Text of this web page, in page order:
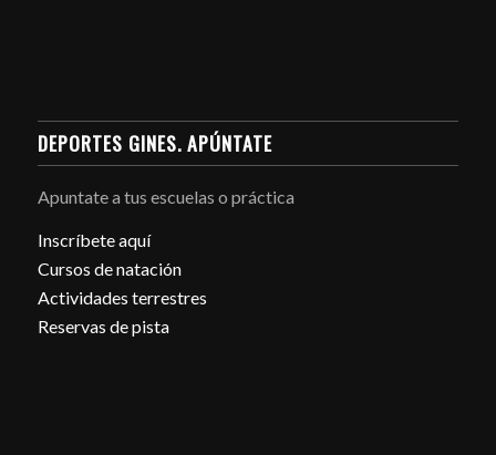
DEPORTES GINES. APÚNTATE
Apuntate a tus escuelas o práctica
Inscríbete aquí
Cursos de natación
Actividades terrestres
Reservas de pista